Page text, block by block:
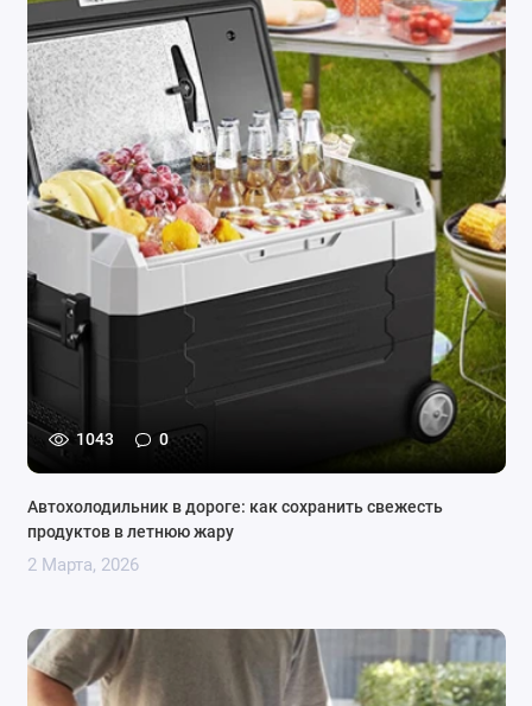
1043 0
Автохолодильник в дороге: как сохранить свежесть
продуктов в летнюю жару
2 Марта, 2026